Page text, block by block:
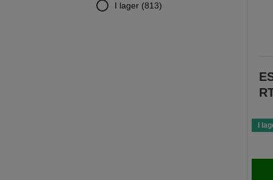
I lager (813)
I